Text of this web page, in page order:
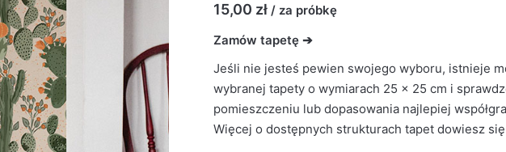
15,00 zł / za próbkę
Zamów tapetę ➔
Jeśli nie jesteś pewien swojego wyboru, istnieje
wybranej tapety o wymiarach 25 × 25 cm i
pomieszczeniu lub dopasowania najlepiej
Więcej o dostępnych strukturach tapet dowiesz się